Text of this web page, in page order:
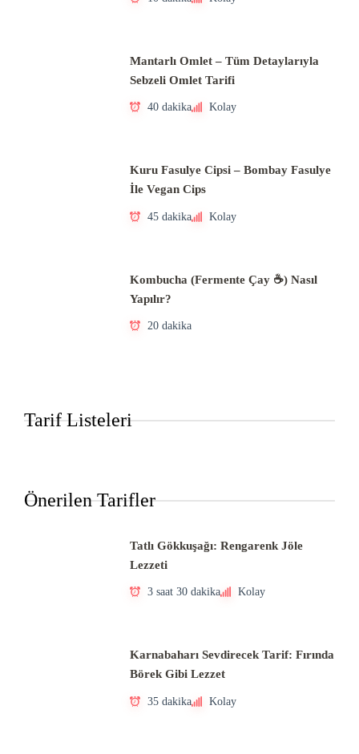
Mantarlı Omlet – Tüm Detaylarıyla
Sebzeli Omlet Tarifi
40 dakika Kolay
Kuru Fasulye Cipsi – Bombay Fasulye
İle Vegan Cips
45 dakika Kolay
Kombucha (Fermente Çay ☕) Nasıl
Yapılır?
20 dakika
Tarif Listeleri
Önerilen Tarifler
Tatlı Gökkuşağı: Rengarenk Jöle
Lezzeti
3 saat 30 dakika Kolay
Karnabaharı Sevdirecek Tarif: Fırında
Börek Gibi Lezzet
35 dakika Kolay